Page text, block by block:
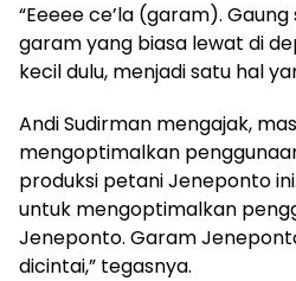
“Eeeee ce’la (garam).
garam yang biasa lewat di
kecil dulu, menjadi satu hal
Andi Sudirman mengajak,
mengoptimalkan
produksi petani Jeneponto
untuk mengoptimalkan
Jeneponto. Garam
dicintai,” tegasnya.